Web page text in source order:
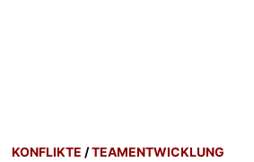
KONFLIKTE /TEAMENTWICKLUNG